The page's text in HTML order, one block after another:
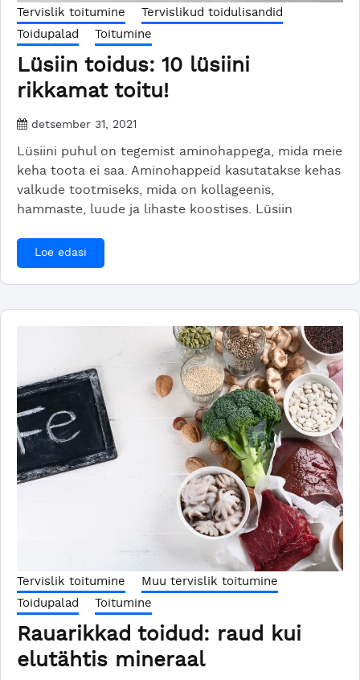
Tervislik toitumine
Tervislikud toidulisandid
Toidupalad
Toitumine
Lüsiin toidus: 10 lüsiini
rikkamat toitu!
detsember 31, 2021
Lüsiini puhul on tegemist aminohappega, mida meie
keha toota ei saa. Aminohappeid kasutatakse kehas
valkude tootmiseks, mida on kollageenis,
hammaste, luude ja lihaste koostises. Lüsiin
Loe edasi
Tervislik toitumine
Muu tervislik toitumine
Toidupalad
Toitumine
Rauarikkad toidud: raud kui
elutähtis mineraal